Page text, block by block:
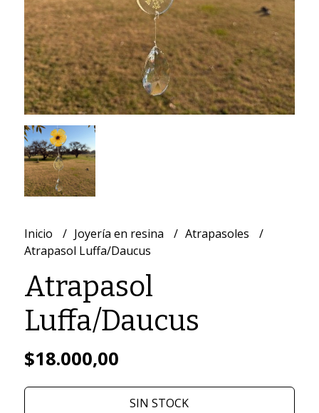
Inicio Joyería en resina
Atrapasoles
Atrapasol Luffa/Daucus
Atrapasol
Luffa/Daucus
$18.000,00
SIN STOCK